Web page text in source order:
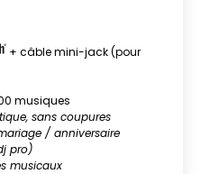
+ câble mini-jack (pour
musiques
sans coupures
/ anniversaire
pro)
musicaux